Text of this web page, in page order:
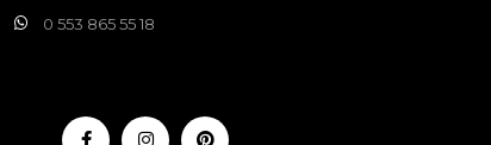
0 553 865 55 18